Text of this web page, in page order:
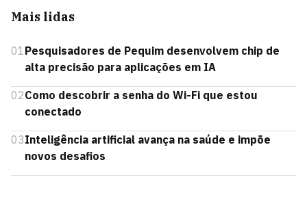
Mais lidas
01Pesquisadores de Pequim desenvolvem chip de
alta precisão para aplicações em IA
02Como descobrir a senha do Wi-Fi que estou
conectado
03Inteligência artificial avança na saúde e impõe
novos desafios